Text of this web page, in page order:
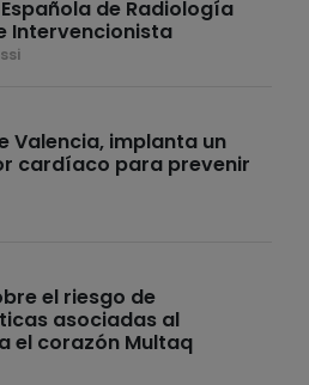
de Radiología
Intervencionista
Valencia, implanta un
cardíaco para prevenir
el riesgo de
asociadas al
el corazón Multaq